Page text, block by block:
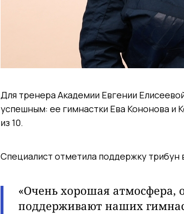
Для тренера Академии Евгении
успешным: ее гимнастки Ева Кононова и
из 10.
Специалист отметила поддержку трибун
«Очень хорошая атмосфера,
поддерживают наших